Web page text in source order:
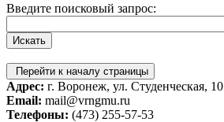
Введите поисковый запрос:
Перейти к началу страницы
Адрес: г. Воронеж, ул. Студенческая, 10
Email: mail@vrngmu.ru
Телефоны: (473) 255-57-53